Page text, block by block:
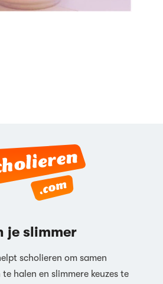
je slimmer
scholieren om samen
halen en slimmere keuzes te